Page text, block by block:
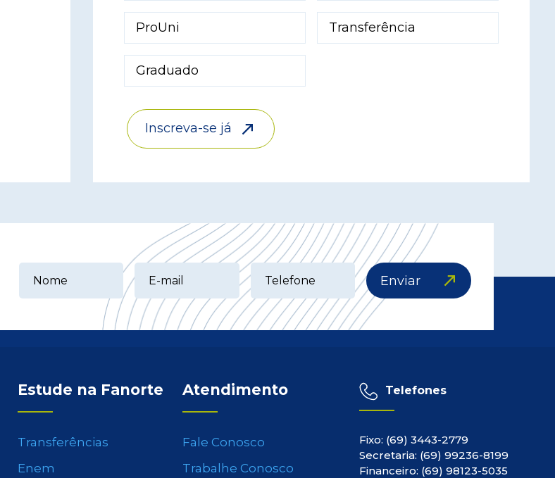
ProUni Transferência
Graduado
Inscreva-se já
Enviar
Estude na Fanorte
Transferências
Enem
Atendimento
Fale Conosco
Trabalhe Conosco
Telefones
Fixo: (69) 3443-2779
Secretaria: (69) 99236-8199
Financeiro: (69) 98123-5035